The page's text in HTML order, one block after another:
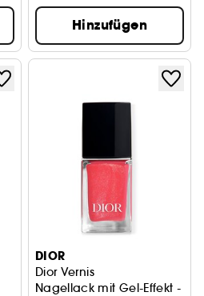
Hinzufügen
DIOR
Dior Vernis
Nagellack mit Gel-Effekt -